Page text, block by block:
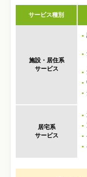
サービス種別
施設・居住系
サービス
居宅系
サービス